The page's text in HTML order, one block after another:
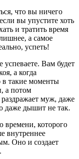
что вы ничего
вы упустите хоть
и тратить время
а самое
успеть!
Вам будет
а когда
в такие моменты
а потом
муж, даже
даже дышит не так.
времени, которого
внутреннее
Оно и создает